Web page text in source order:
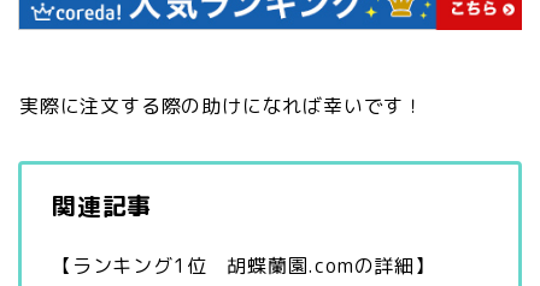
実際に注文する際の助けになれば幸いです！
関連記事
【ランキング1位 胡蝶蘭園.comの詳細】